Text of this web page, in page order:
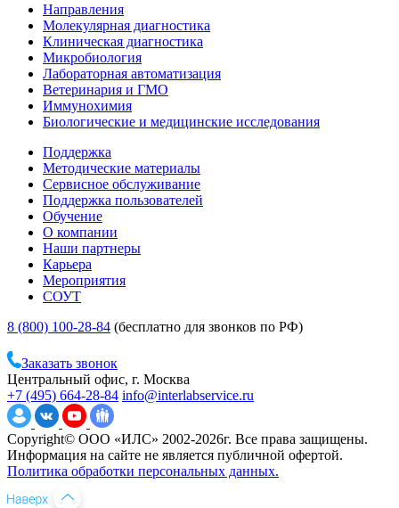
Направления
Молекулярная диагностика
Клиническая диагностика
Микробиология
Лабораторная автоматизация
Ветеринария и ГМО
Иммунохимия
Биологические и медицинские исследования
Поддержка
Методические материалы
Сервисное обслуживание
Поддержка пользователей
Обучение
О компании
Наши партнеры
Карьера
Мероприятия
СОУТ
8 (800) 100-28-84 (бесплатно для звонков по РФ)
Заказать звонок
Центральный офис, г. Москва
+7 (495) 664-28-84 info@interlabservice.ru
Copyright© ООО «ИЛС» 2002-2026г. Все права защищены.
Информация на сайте не является публичной офертой.
Политика обработки персональных данных.